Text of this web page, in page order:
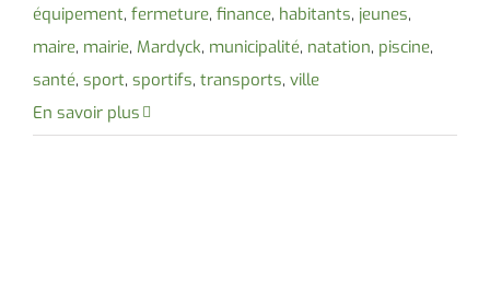
équipement, fermeture, finance, habitants, jeunes,
maire, mairie, Mardyck, municipalité, natation, piscine,
santé, sport, sportifs, transports, ville
En savoir plus